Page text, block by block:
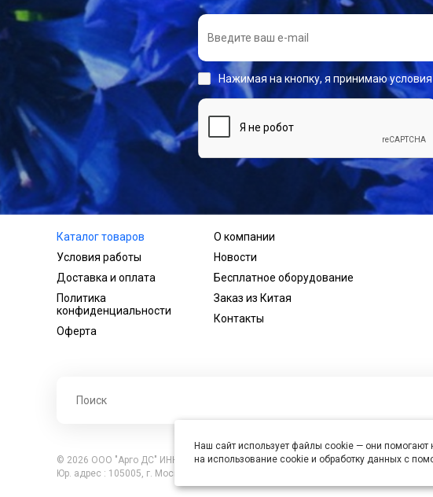
Нажимая на кнопку, я принимаю условия
Каталог товаров
Условия работы
Доставка и оплата
Политика
конфиденциальности
Оферта
О компании
Новости
Бесплатное оборудование
Заказ из Китая
Контакты
© 2026 ООО "Арго ДС" ИНН 7701121430 ОГРН 1027739360417, Все права
Юр. адрес : 105005, г. Москва, ул. Бауманская, д.20, стр. 3
Наш сайт использует файлы cookie — они помогают
на использование cookie и обработку данных с